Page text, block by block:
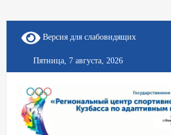
Версия для слабовидящих
Пятница, 7 августа, 2026